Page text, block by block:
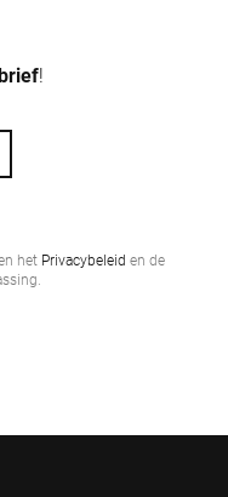
!
het Privacybeleid en de